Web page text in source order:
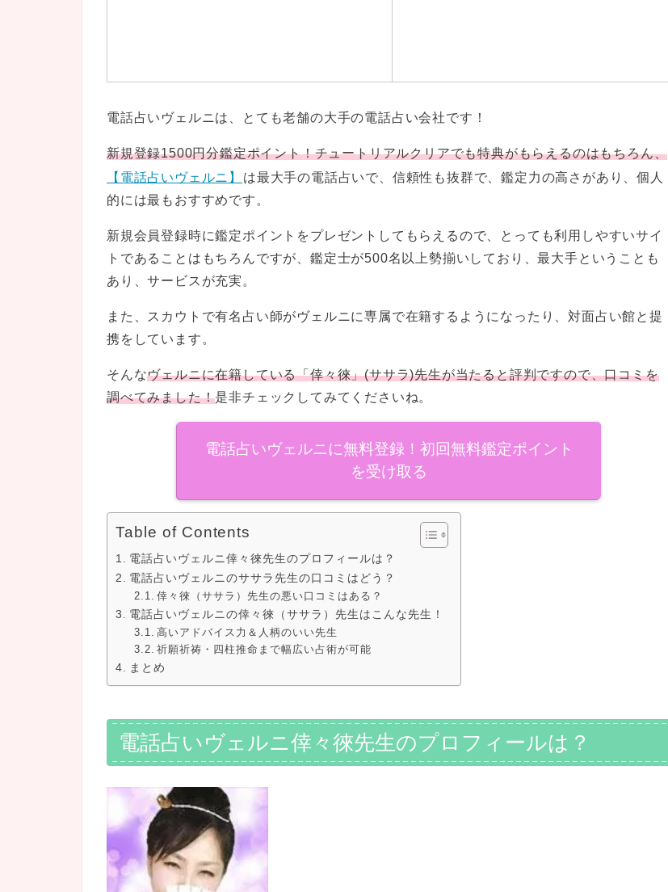
電話占いヴェルニは、とても老舗の大手の電話占い会社です！
新規登録1500円分鑑定ポイント！チュートリアルクリアでも特典がもらえるのはもちろん、
【電話占いヴェルニ】
は最大手の電話占いで、信頼性も抜群で、鑑定力の高さがあり、個人
的には最もおすすめです。
新規会員登録時に鑑定ポイントをプレゼントしてもらえるので、とっても利用しやすいサイ
トであることはもちろんですが、鑑定士が500名以上勢揃いしており、最大手ということも
あり、サービスが充実。
また、スカウトで有名占い師がヴェルニに専属で在籍するようになったり、対面占い館と提
携をしています。
そんなヴェルニに在籍している「倖々徠」(ササラ)先生が当たると評判ですので、口コミを
調べてみました！是非チェックしてみてくださいね。
電話占いヴェルニに無料登録！初回無料鑑定ポイント
を受け取る
Table of Contents
電話占いヴェルニ倖々徠先生のプロフィールは？
電話占いヴェルニのササラ先生の口コミはどう？
倖々徠（ササラ）先生の悪い口コミはある？
電話占いヴェルニの倖々徠（ササラ）先生はこんな先生！
高いアドバイス力＆人柄のいい先生
祈願祈祷・四柱推命まで幅広い占術が可能
まとめ
電話占いヴェルニ倖々徠先生のプロフィールは？